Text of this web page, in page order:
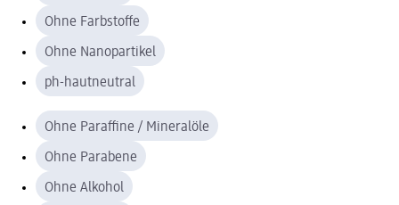
Ohne Farbstoffe
Ohne Nanopartikel
ph-hautneutral
Ohne Paraffine / Mineralöle
Ohne Parabene
Ohne Alkohol